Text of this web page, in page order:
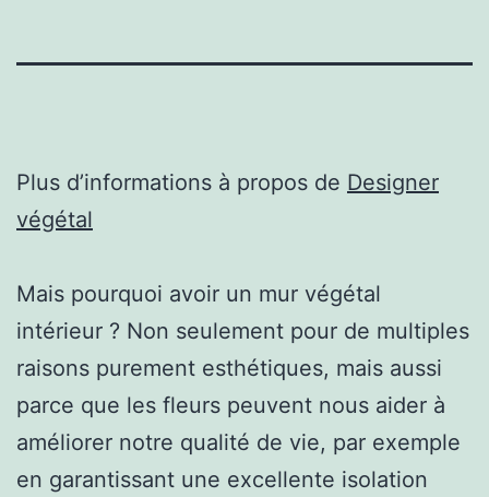
Plus d’informations à propos de Designer
végétal
Mais pourquoi avoir un mur végétal
intérieur ? Non seulement pour de multiples
raisons purement esthétiques, mais aussi
parce que les fleurs peuvent nous aider à
améliorer notre qualité de vie, par exemple
en garantissant une excellente isolation